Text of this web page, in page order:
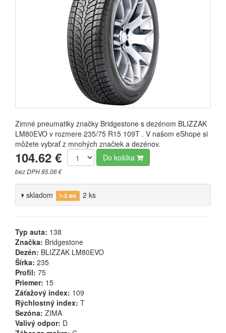
Zimné pneumatiky značky Bridgestone s dezénom BLIZZAK
LM80EVO v rozmere 235/75 R15 109T . V našom eShope si
môžete vybrať z mnohých značiek a dezénov.
104.62 €
bez DPH 85.06 €
Do košíka
skladom 1-3 dni 2 ks
Typ auta: 138
Značka: Bridgestone
Dezén: BLIZZAK LM80EVO
Šírka: 235
Profil: 75
Priemer: 15
Záťažový index: 109
Rýchlostný index: T
Sezóna: ZIMA
Valivý odpor: D